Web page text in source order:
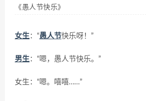
《愚人节快乐》
女生：“愚人节快乐呀！”
男生：“嗯，愚人节快乐。”
女生：“嗯。嘻嘻……”